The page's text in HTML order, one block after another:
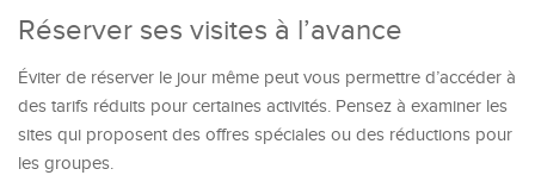
Réserver ses visites à l’avance
Éviter de réserver le jour même peut vous permettre d’accéder à
des tarifs réduits pour certaines activités. Pensez à examiner les
sites qui proposent des offres spéciales ou des réductions pour
les groupes.